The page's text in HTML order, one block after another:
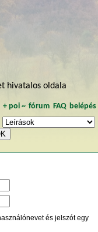
hivatalos oldala
+ poi~ fórum FAQ belépés
és jelszót egy